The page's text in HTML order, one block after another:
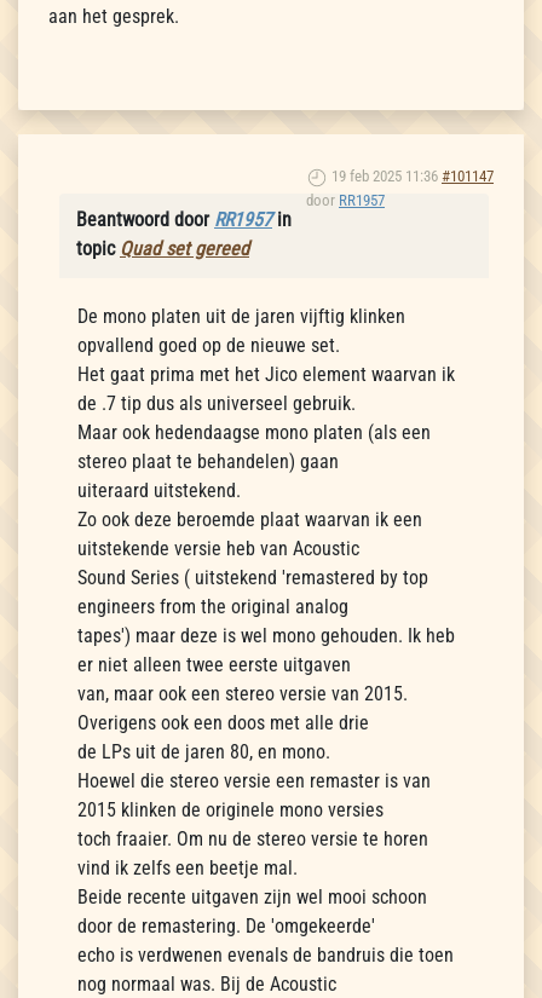
aan het gesprek.
19 feb 2025 11:36 #101147
door RR1957
Beantwoord door RR1957in
topic Quad set gereed
De mono platen uit de jaren vijftig klinken
opvallend goed op de nieuwe set.
Het gaat prima met het Jico element waarvan ik
de .7 tip dus als universeel gebruik.
Maar ook hedendaagse mono platen (als een
stereo plaat te behandelen) gaan
uiteraard uitstekend.
Zo ook deze beroemde plaat waarvan ik een
uitstekende versie heb van Acoustic
Sound Series ( uitstekend 'remastered by top
engineers from the original analog
tapes') maar deze is wel mono gehouden. Ik heb
er niet alleen twee eerste uitgaven
van, maar ook een stereo versie van 2015.
Overigens ook een doos met alle drie
de LPs uit de jaren 80, en mono.
Hoewel die stereo versie een remaster is van
2015 klinken de originele mono versies
toch fraaier. Om nu de stereo versie te horen
vind ik zelfs een beetje mal.
Beide recente uitgaven zijn wel mooi schoon
door de remastering. De 'omgekeerde'
echo is verdwenen evenals de bandruis die toen
nog normaal was. Bij de Acoustic